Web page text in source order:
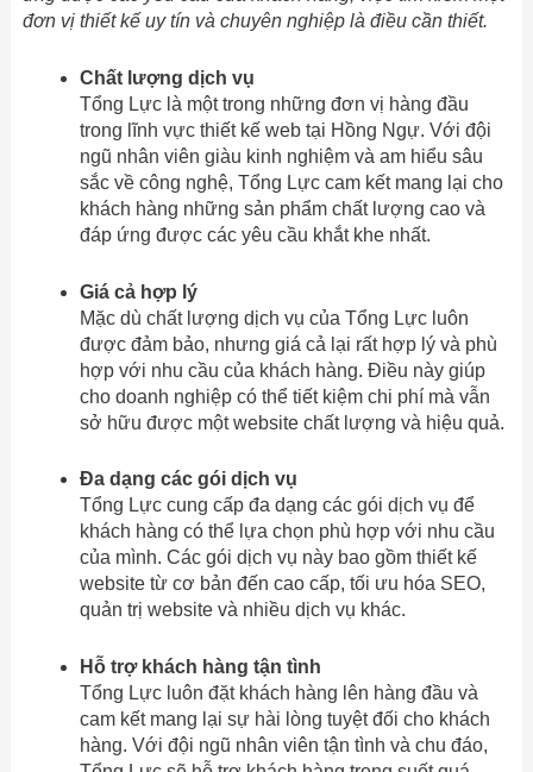
đơn vị thiết kế uy tín và chuyên nghiệp là điều cần thiết.
Chất lượng dịch vụ
Tổng Lực là một trong những đơn vị hàng đầu
trong lĩnh vực thiết kế web tại Hồng Ngự. Với đội
ngũ nhân viên giàu kinh nghiệm và am hiểu sâu
sắc về công nghệ, Tổng Lực cam kết mang lại cho
khách hàng những sản phẩm chất lượng cao và
đáp ứng được các yêu cầu khắt khe nhất.
Giá cả hợp lý
Mặc dù chất lượng dịch vụ của Tổng Lực luôn
được đảm bảo, nhưng giá cả lại rất hợp lý và phù
hợp với nhu cầu của khách hàng. Điều này giúp
cho doanh nghiệp có thể tiết kiệm chi phí mà vẫn
sở hữu được một website chất lượng và hiệu quả.
Đa dạng các gói dịch vụ
Tổng Lực cung cấp đa dạng các gói dịch vụ để
khách hàng có thể lựa chọn phù hợp với nhu cầu
của mình. Các gói dịch vụ này bao gồm thiết kế
website từ cơ bản đến cao cấp, tối ưu hóa SEO,
quản trị website và nhiều dịch vụ khác.
Hỗ trợ khách hàng tận tình
Tổng Lực luôn đặt khách hàng lên hàng đầu và
cam kết mang lại sự hài lòng tuyệt đối cho khách
hàng. Với đội ngũ nhân viên tận tình và chu đáo,